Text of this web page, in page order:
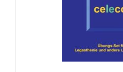
Optionen
auf
Produktseite
gewählt